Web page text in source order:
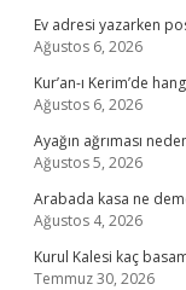
Ev adresi yazarken
Ağustos 6, 2026
Kur’an-ı Kerim’de
Ağustos 6, 2026
Ayağın ağrıması
Ağustos 5, 2026
Arabada kasa ne
Ağustos 4, 2026
Kurul Kalesi kaç
Temmuz 30, 2026